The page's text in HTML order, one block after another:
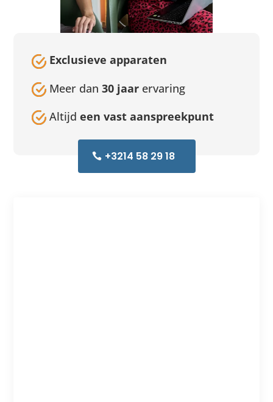
Exclusieve apparaten
Meer dan30 jaar ervaring
Altijd een vast aanspreekpunt
+3214 58 29 18